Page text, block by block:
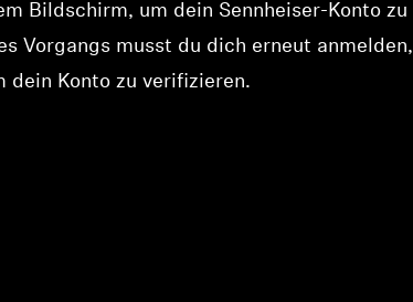
Bildschirm, um dein Sennheiser-Konto zu
Vorgangs musst du dich erneut anmelden,
dein Konto zu verifizieren.
Ihrem Konto an, um Produkte zu Ihrer
und Ihre zuvor gespeicherten